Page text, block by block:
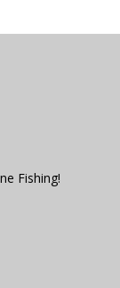
Fishing!